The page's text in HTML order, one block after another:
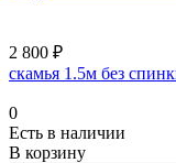
2 800 ₽
скамья 1.5м без
0
Есть в наличии
В корзину